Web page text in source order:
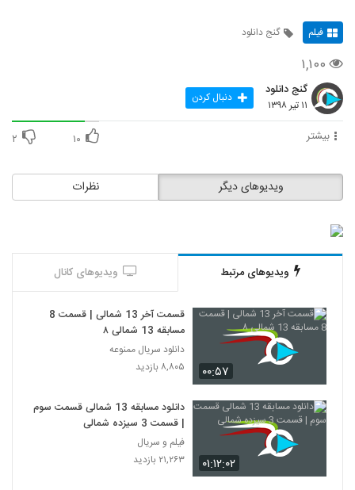
فیلم گنج دانلود
۱,۱۰۰
گنج دانلود
۱۱ تیر ۱۳۹۸ دنبال کردن
بیشتر ۱۰ ۲
نظرات ویدیوهای دیگر
ویدیوهای مرتبط ویدیوهای کانال
۰۰:۵۷
قسمت آخر 13 شمالی | قسمت 8
مسابقه 13 شمالی ۸
دانلود سریال ممنوعه
۸,۸۰۵ بازدید
۰۱:۱۲:۰۲
دانلود مسابقه 13 شمالی قسمت سوم
| قسمت 3 سیزده شمالی
فیلم و سریال
۲۱,۲۶۳ بازدید